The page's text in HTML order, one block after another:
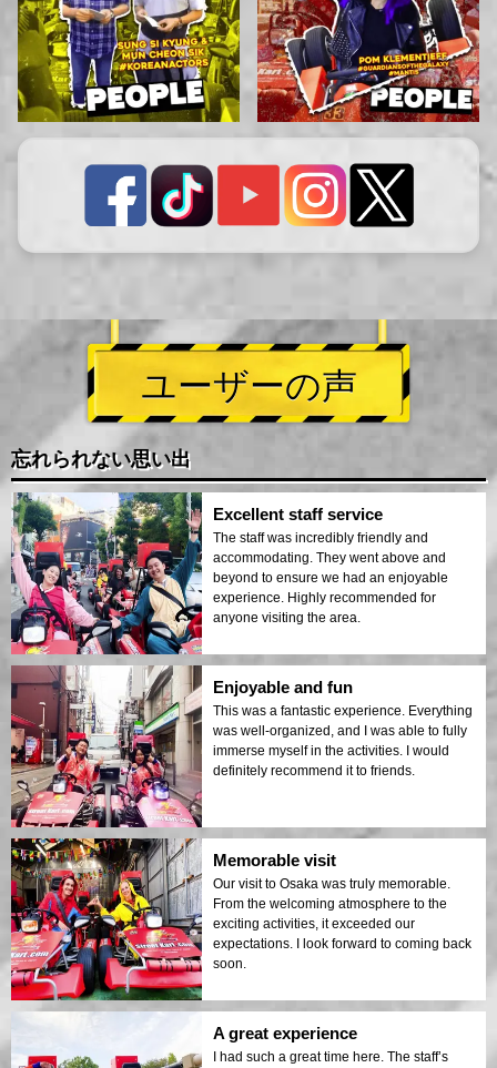
ユーザーの声
忘れられない思い出
Excellent staff service
The staff was incredibly friendly and
accommodating. They went above and
beyond to ensure we had an enjoyable
experience. Highly recommended for
anyone visiting the area.
Enjoyable and fun
This was a fantastic experience. Everything
was well-organized, and I was able to fully
immerse myself in the activities. I would
definitely recommend it to friends.
Memorable visit
Our visit to Osaka was truly memorable.
From the welcoming atmosphere to the
exciting activities, it exceeded our
expectations. I look forward to coming back
soon.
A great experience
I had such a great time here. The staff’s